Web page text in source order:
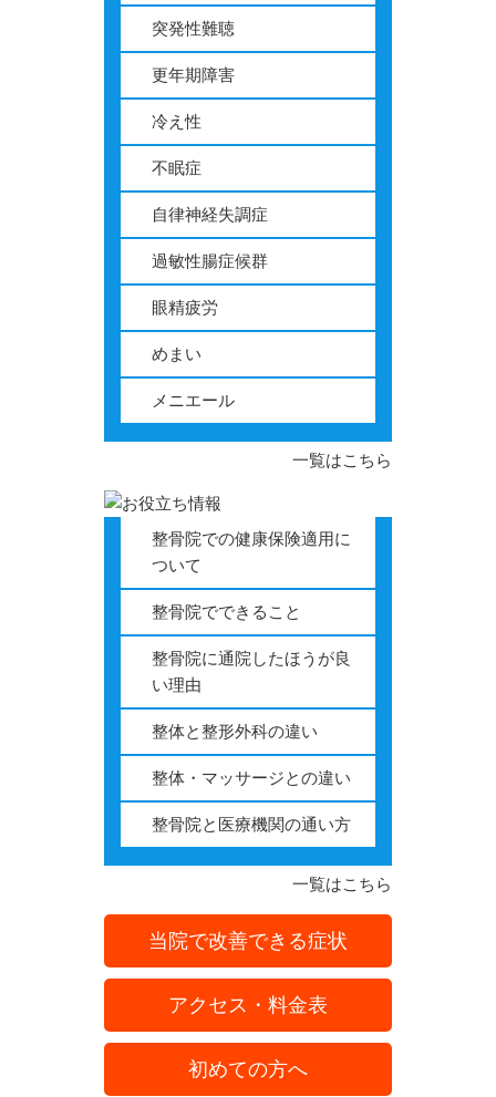
突発性難聴
更年期障害
冷え性
不眠症
自律神経失調症
過敏性腸症候群
眼精疲労
めまい
メニエール
一覧はこちら
整骨院での健康保険適用に
ついて
整骨院でできること
整骨院に通院したほうが良
い理由
整体と整形外科の違い
整体・マッサージとの違い
整骨院と医療機関の通い方
一覧はこちら
当院で改善できる症状
アクセス・料金表
初めての方へ